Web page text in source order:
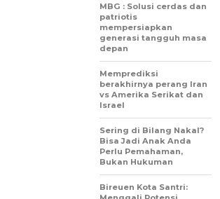
MBG : Solusi cerdas dan
patriotis
mempersiapkan
generasi tangguh masa
depan
Memprediksi
berakhirnya perang Iran
vs Amerika Serikat dan
Israel
Sering di Bilang Nakal?
Bisa Jadi Anak Anda
Perlu Pemahaman,
Bukan Hukuman
Bireuen Kota Santri: